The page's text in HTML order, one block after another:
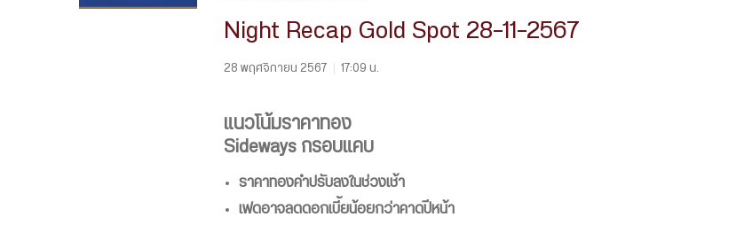
Night Recap Gold Spot 28-11-2567
28 พฤศจิกายน 2567 17:09 น.
แนวโน้มราคาทอง
Sideways กรอบแคบ
ราคาทองคำปรับลงในช่วงเช้า
เฟดอาจลดดอกเบี้ยน้อยกว่าคาดปีหน้า